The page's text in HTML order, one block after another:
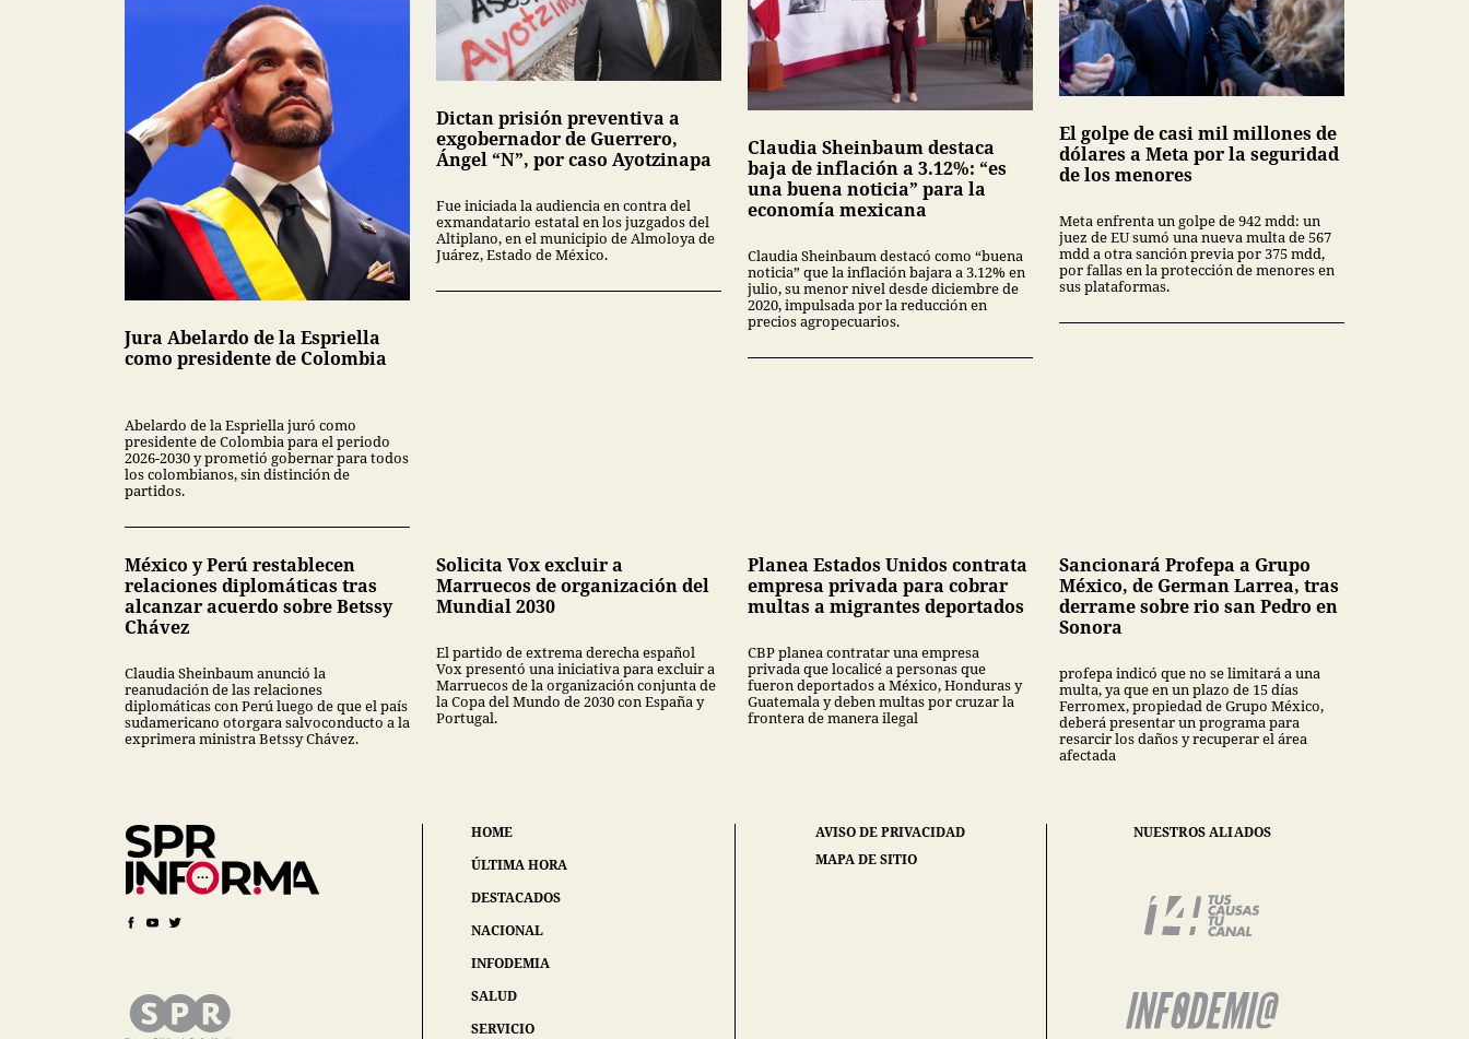
Jura Abelardo de la Espriella
como presidente de Colombia
Abelardo de la Espriella juró como
presidente de Colombia para el periodo
2026-2030 y prometió gobernar para todos
los colombianos, sin distinción de
partidos.
Dictan prisión preventiva a
exgobernador de Guerrero,
Ángel “N”, por caso Ayotzinapa
Fue iniciada la audiencia en contra del
exmandatario estatal en los juzgados del
Altiplano, en el municipio de Almoloya de
Juárez, Estado de México.
Claudia Sheinbaum destaca
baja de inflación a 3.12%: “es
una buena noticia” para la
economía mexicana
Claudia Sheinbaum destacó como “buena
noticia” que la inflación bajara a 3.12% en
julio, su menor nivel desde diciembre de
2020, impulsada por la reducción en
precios agropecuarios.
El golpe de casi mil millones de
dólares a Meta por la seguridad
de los menores
Meta enfrenta un golpe de 942 mdd: un
juez de EU sumó una nueva multa de 567
mdd a otra sanción previa por 375 mdd,
por fallas en la protección de menores en
sus plataformas.
México y Perú restablecen
relaciones diplomáticas tras
alcanzar acuerdo sobre Betssy
Chávez
Claudia Sheinbaum anunció la
reanudación de las relaciones
diplomáticas con Perú luego de que el país
sudamericano otorgara salvoconducto a la
exprimera ministra Betssy Chávez.
Solicita Vox excluir a
Marruecos de organización del
Mundial 2030
El partido de extrema derecha español
Vox presentó una iniciativa para excluir a
Marruecos de la organización conjunta de
la Copa del Mundo de 2030 con España y
Portugal.
Planea Estados Unidos contrata
empresa privada para cobrar
multas a migrantes deportados
CBP planea contratar una empresa
privada que localicé a personas que
fueron deportados a México, Honduras y
Guatemala y deben multas por cruzar la
frontera de manera ilegal
Sancionará Profepa a Grupo
México, de German Larrea, tras
derrame sobre rio san Pedro en
Sonora
profepa indicó que no se limitará a una
multa, ya que en un plazo de 15 días
Ferromex, propiedad de Grupo México,
deberá presentar un programa para
resarcir los daños y recuperar el área
afectada
HOME
ÚLTIMA HORA
DESTACADOS
NACIONAL
INFODEMIA
SALUD
SERVICIO
AVISO DE PRIVACIDAD
MAPA DE SITIO
NUESTROS ALIADOS